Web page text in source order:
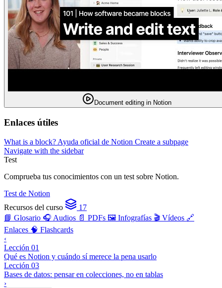
Document editing in Notion
Enlaces útiles
What is a block? Ayuda oficial de Notion Create a subpage
Navigate with the sidebar
Test
Comprueba tus conocimientos con un test sobre Notion.
Test de Notion
Recursos del curso
17
📘 Glosario 🎧 Audios 📄 PDFs 🖼️ Infografías 🎬 Vídeos 🔗
Enlaces 🧠 Flashcards
‹
Lección 01
Qué es Notion y cuándo sí merece la pena usarlo
Lección 03
Bases de datos: pensar en colecciones, no en tablas
›